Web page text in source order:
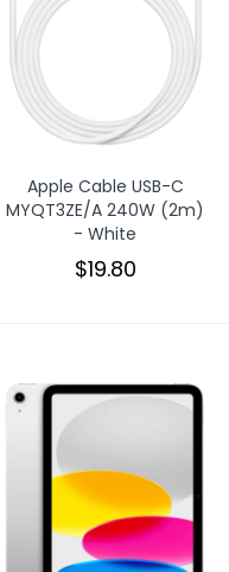
Apple Cable USB-C
MYQT3ZE/A 240W (2m)
- White
$19.80